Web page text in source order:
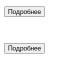
Подробнее
Подробнее